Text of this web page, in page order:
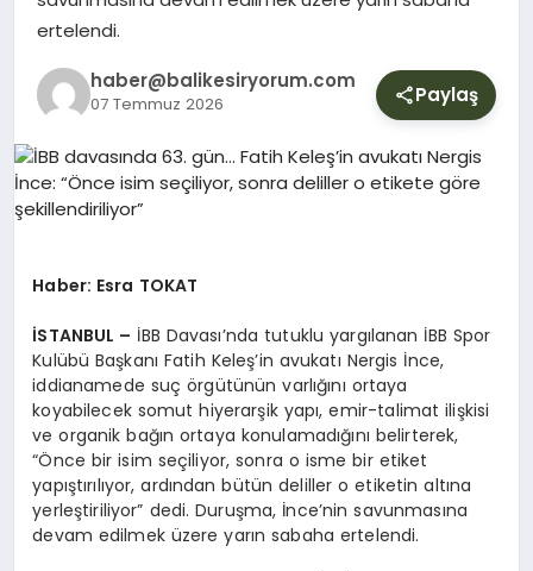
ertelendi.
haber@balikesiryorum.com
07 Temmuz 2026 Paylaş
Haber: Esra TOKAT
İSTANBUL – İBB Davası’nda tutuklu yargılanan İBB Spor
Kulübü Başkanı Fatih Keleş’in avukatı Nergis İnce,
iddianamede suç örgütünün varlığını ortaya
koyabilecek somut hiyerarşik yapı, emir-talimat ilişkisi
ve organik bağın ortaya konulamadığını belirterek,
“Önce bir isim seçiliyor, sonra o isme bir etiket
yapıştırılıyor, ardından bütün deliller o etiketin altına
yerleştiriliyor” dedi. Duruşma, İnce’nin savunmasına
devam edilmek üzere yarın sabaha ertelendi.